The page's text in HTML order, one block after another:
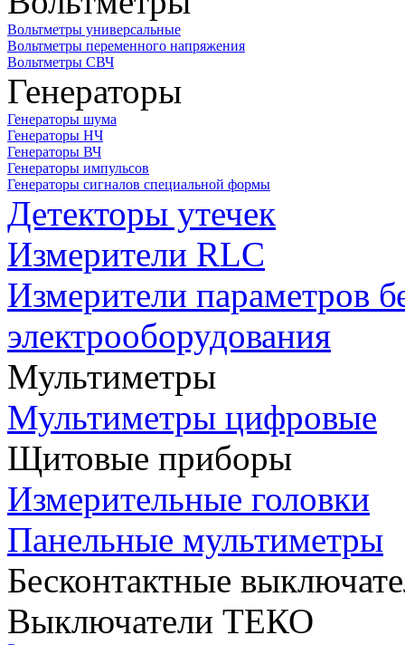
Вольтметры универсальные
Вольтметры переменного напряжения
Вольтметры СВЧ
Генераторы
Генераторы шума
Генераторы НЧ
Генераторы ВЧ
Генераторы импульсов
Генераторы сигналов специальной формы
Детекторы утечек
Измерители RLC
Измерители параметров
электрооборудования
Мультиметры
Мультиметры цифровые
Щитовые приборы
Измерительные головки
Панельные мультиметры
Бесконтактные
Выключатели ТЕКО